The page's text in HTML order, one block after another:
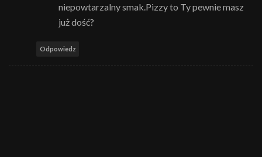
niepowtarzalny smak.Pizzy to Ty pewnie masz
już dość?
Odpowiedz